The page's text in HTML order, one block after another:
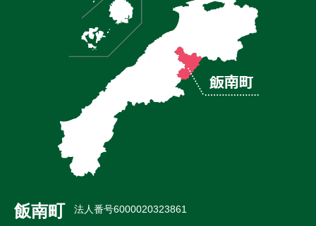
飯南町 法人番号6000020323861